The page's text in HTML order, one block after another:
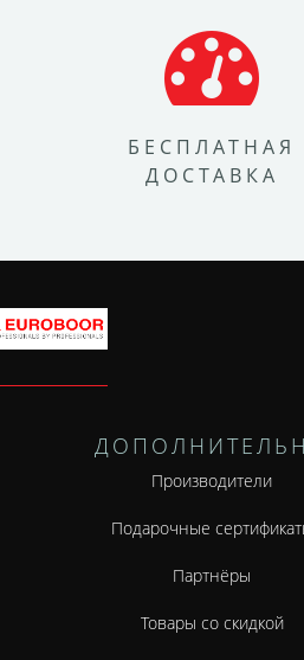
БЕСПЛАТНАЯ
ДОСТАВКА
Производители
Подарочные
Партнёры
Товары со скидкой